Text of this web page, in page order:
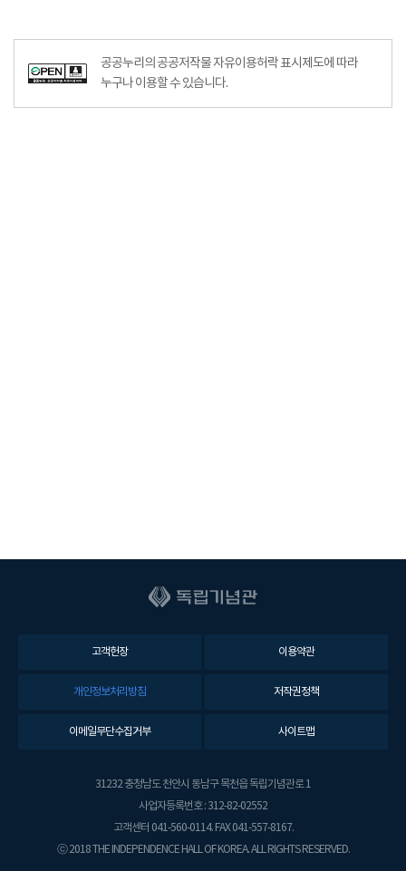
공공누리의 공공저작물 자유이용허락 표시제도에 따라
누구나 이용할 수 있습니다.
고객헌장 이용약관
개인정보처리방침 저작권정책
이메일무단수집거부 사이트맵
31232 충청남도 천안시 동남구 목천읍 독립기념관로 1
사업자등록번호 : 312-82-02552
고객센터 041-560-0114. FAX 041-557-8167.
ⓒ 2018 THE INDEPENDENCE HALL OF KOREA. ALL RIGHTS RESERVED.